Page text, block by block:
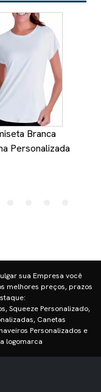
Branca
Personalizada
sua Empresa você
melhores preços, prazos
Squeeze Personalizado,
Canetas
Personalizados e
logomarca